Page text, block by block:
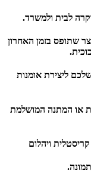
לבית ולמשרד.
שתופס בזמן האחרון
ליצירת אומנות
או המתנה המושלמת
ויהלום